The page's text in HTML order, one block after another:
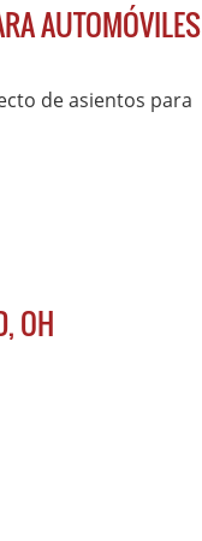
AUTOMÓVILES
de asientos para
OH